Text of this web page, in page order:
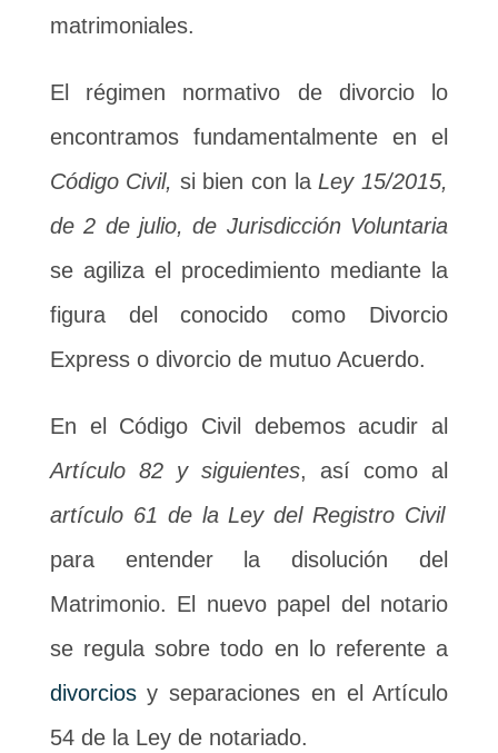
matrimoniales.
El régimen normativo de divorcio lo
encontramos fundamentalmente en el
Código Civil, si bien con la Ley 15/2015,
de 2 de julio, de Jurisdicción Voluntaria
se agiliza el procedimiento mediante la
figura del conocido como Divorcio
Express o divorcio de mutuo Acuerdo.
En el Código Civil debemos acudir al
Artículo 82 y siguientes, así como al
artículo 61 de la Ley del Registro Civil
para entender la disolución del
Matrimonio. El nuevo papel del notario
se regula sobre todo en lo referente a
divorciosy separaciones en el Artículo
54 de la Ley de notariado.